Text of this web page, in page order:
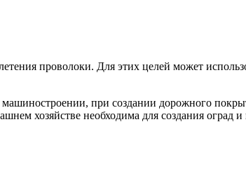
проволоки. Для этих целей может
при создании дорожного
хозяйстве необходима для создания оград и